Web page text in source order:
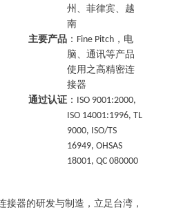
州、菲律宾、越
南
：Fine Pitch，电
脑、通讯等产品
使用之高精密连
接器
主要产品
：ISO 9001:2000,
ISO 14001:1996, TL
9000, ISO/TS
16949, OHSAS
18001, QC 080000
通过认证
接器的研发与制造，立足台湾，